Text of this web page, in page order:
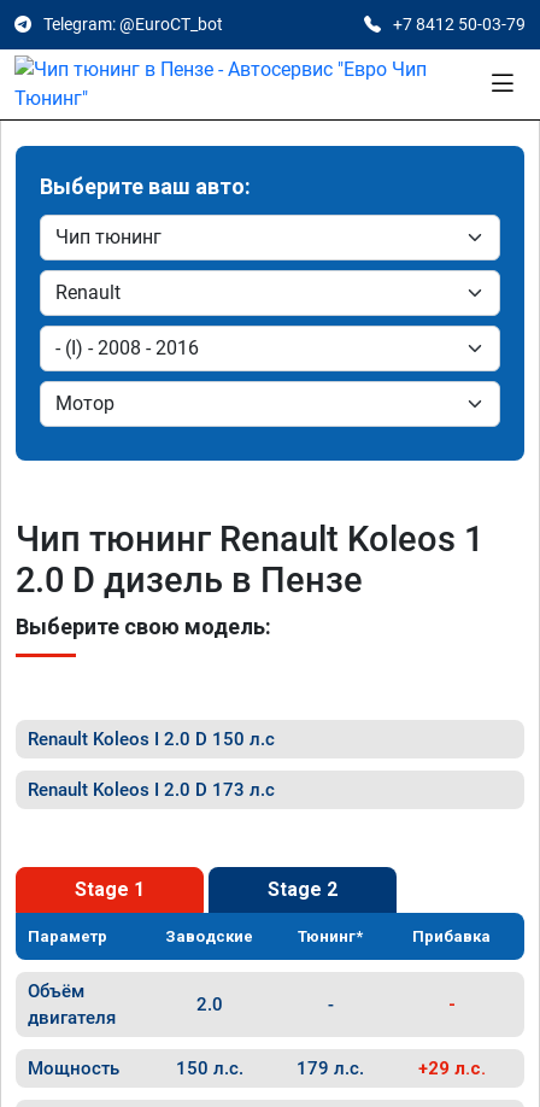
Telegram: @EuroCT_bot +7 8412 50-03-79
Выберите ваш авто:
Чип тюнинг Renault Koleos 1
2.0 D дизель в Пензе
Выберите свою модель:
Renault Koleos I 2.0 D 150 л.с
Renault Koleos I 2.0 D 173 л.с
Stage 1 Stage 2
Параметр Заводские Тюнинг* Прибавка
Объём
двигателя
2.0 - -
Мощность 150 л.с. 179 л.с. +29 л.с.